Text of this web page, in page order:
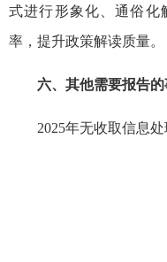
式进行形象化、通俗化
率，提升政策解读质量。
六、其他需要报告
2025年无收取信息处